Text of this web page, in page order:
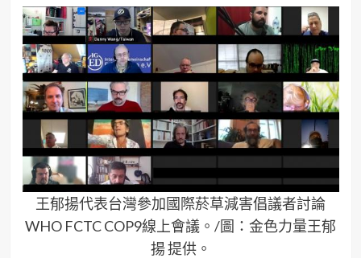
王郁揚代表台灣參加國際菸草減害倡議者討論
WHO FCTC COP9線上會議。/圖：金色力量王郁
揚 提供。